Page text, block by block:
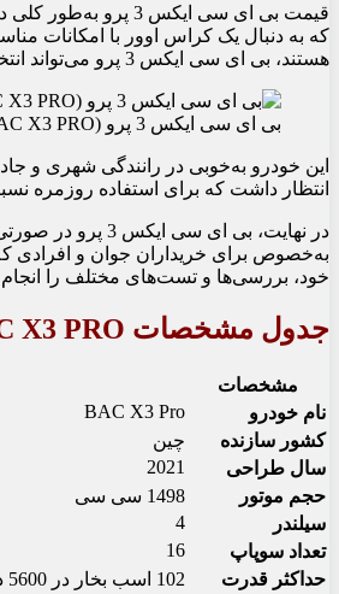
قیمت بی ای سی
که به دنبال یک کراس اوور با امکانات
هستند، بی ای سی ایکس 3 پرو می‌تواند انتخاب خوبی باشد.بی ای سی ایکس 3 پرو با تجهیزاتی مناسب، تجربه رانندگی نسبتاً امن و راحتی را برای کاربران فراهم می‌کند.
بی ای سی ایکس 3 پرو (BAC X3 PRO)
این خودرو به‌خوبی در رانندگی شهری و
انتظار داشت که برای استفاده روزمره
​در نهایت، بی
به‌خصوص برای خریداران جوان و افرادی
خود، بررسی‌ها و تست‌های مختلف را انجام
جدول مشخصات BAC X3 PRO
مشخصات
نام خودرو
BAC X3 Pro
کشور سازنده
چین
سال طراحی
2021
حجم موتور
1498 سی سی
سیلندر
4
تعداد سوپاپ
16
حداکثر قدرت
102 اسب بخار در 5600 دور در دقیقه